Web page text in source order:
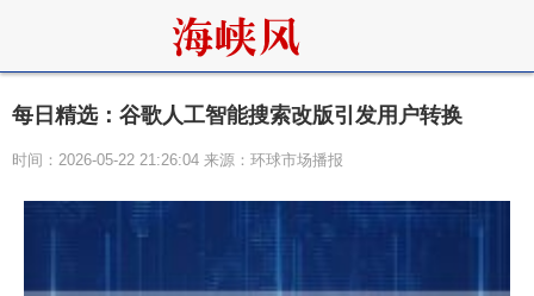
每日精选：谷歌人工智能搜索改版引发用户转换
时间：2026-05-22 21:26:04 来源：环球市场播报